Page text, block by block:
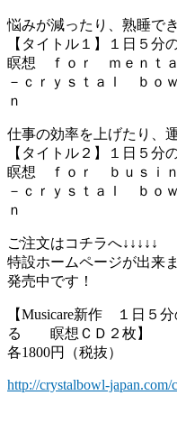
悩みが減ったり、熟睡で
【タイトル１】１日５分
瞑想 ｆｏｒ ｍｅｎｔａ
－ｃｒｙｓｔａｌ ｂｏ
ｎ
仕事の効率を上げたり、
【タイトル２】１日５分
瞑想 ｆｏｒ ｂｕｓｉｎ
－ｃｒｙｓｔａｌ ｂｏ
ｎ
ご注文はコチラへ↓↓↓↓↓
特設ホームページが出来
発売中です！
【Musicare新作 １日５
る 瞑想ＣＤ２枚】
各1800円（税抜）
http://crystalbowl-japan.com/